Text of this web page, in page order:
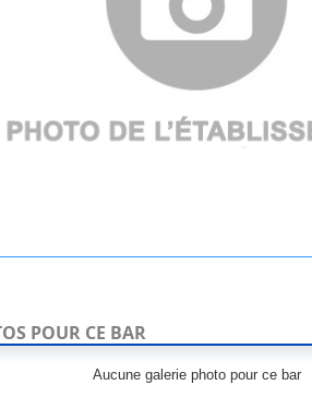
POUR CE BAR
Aucune galerie photo pour ce bar